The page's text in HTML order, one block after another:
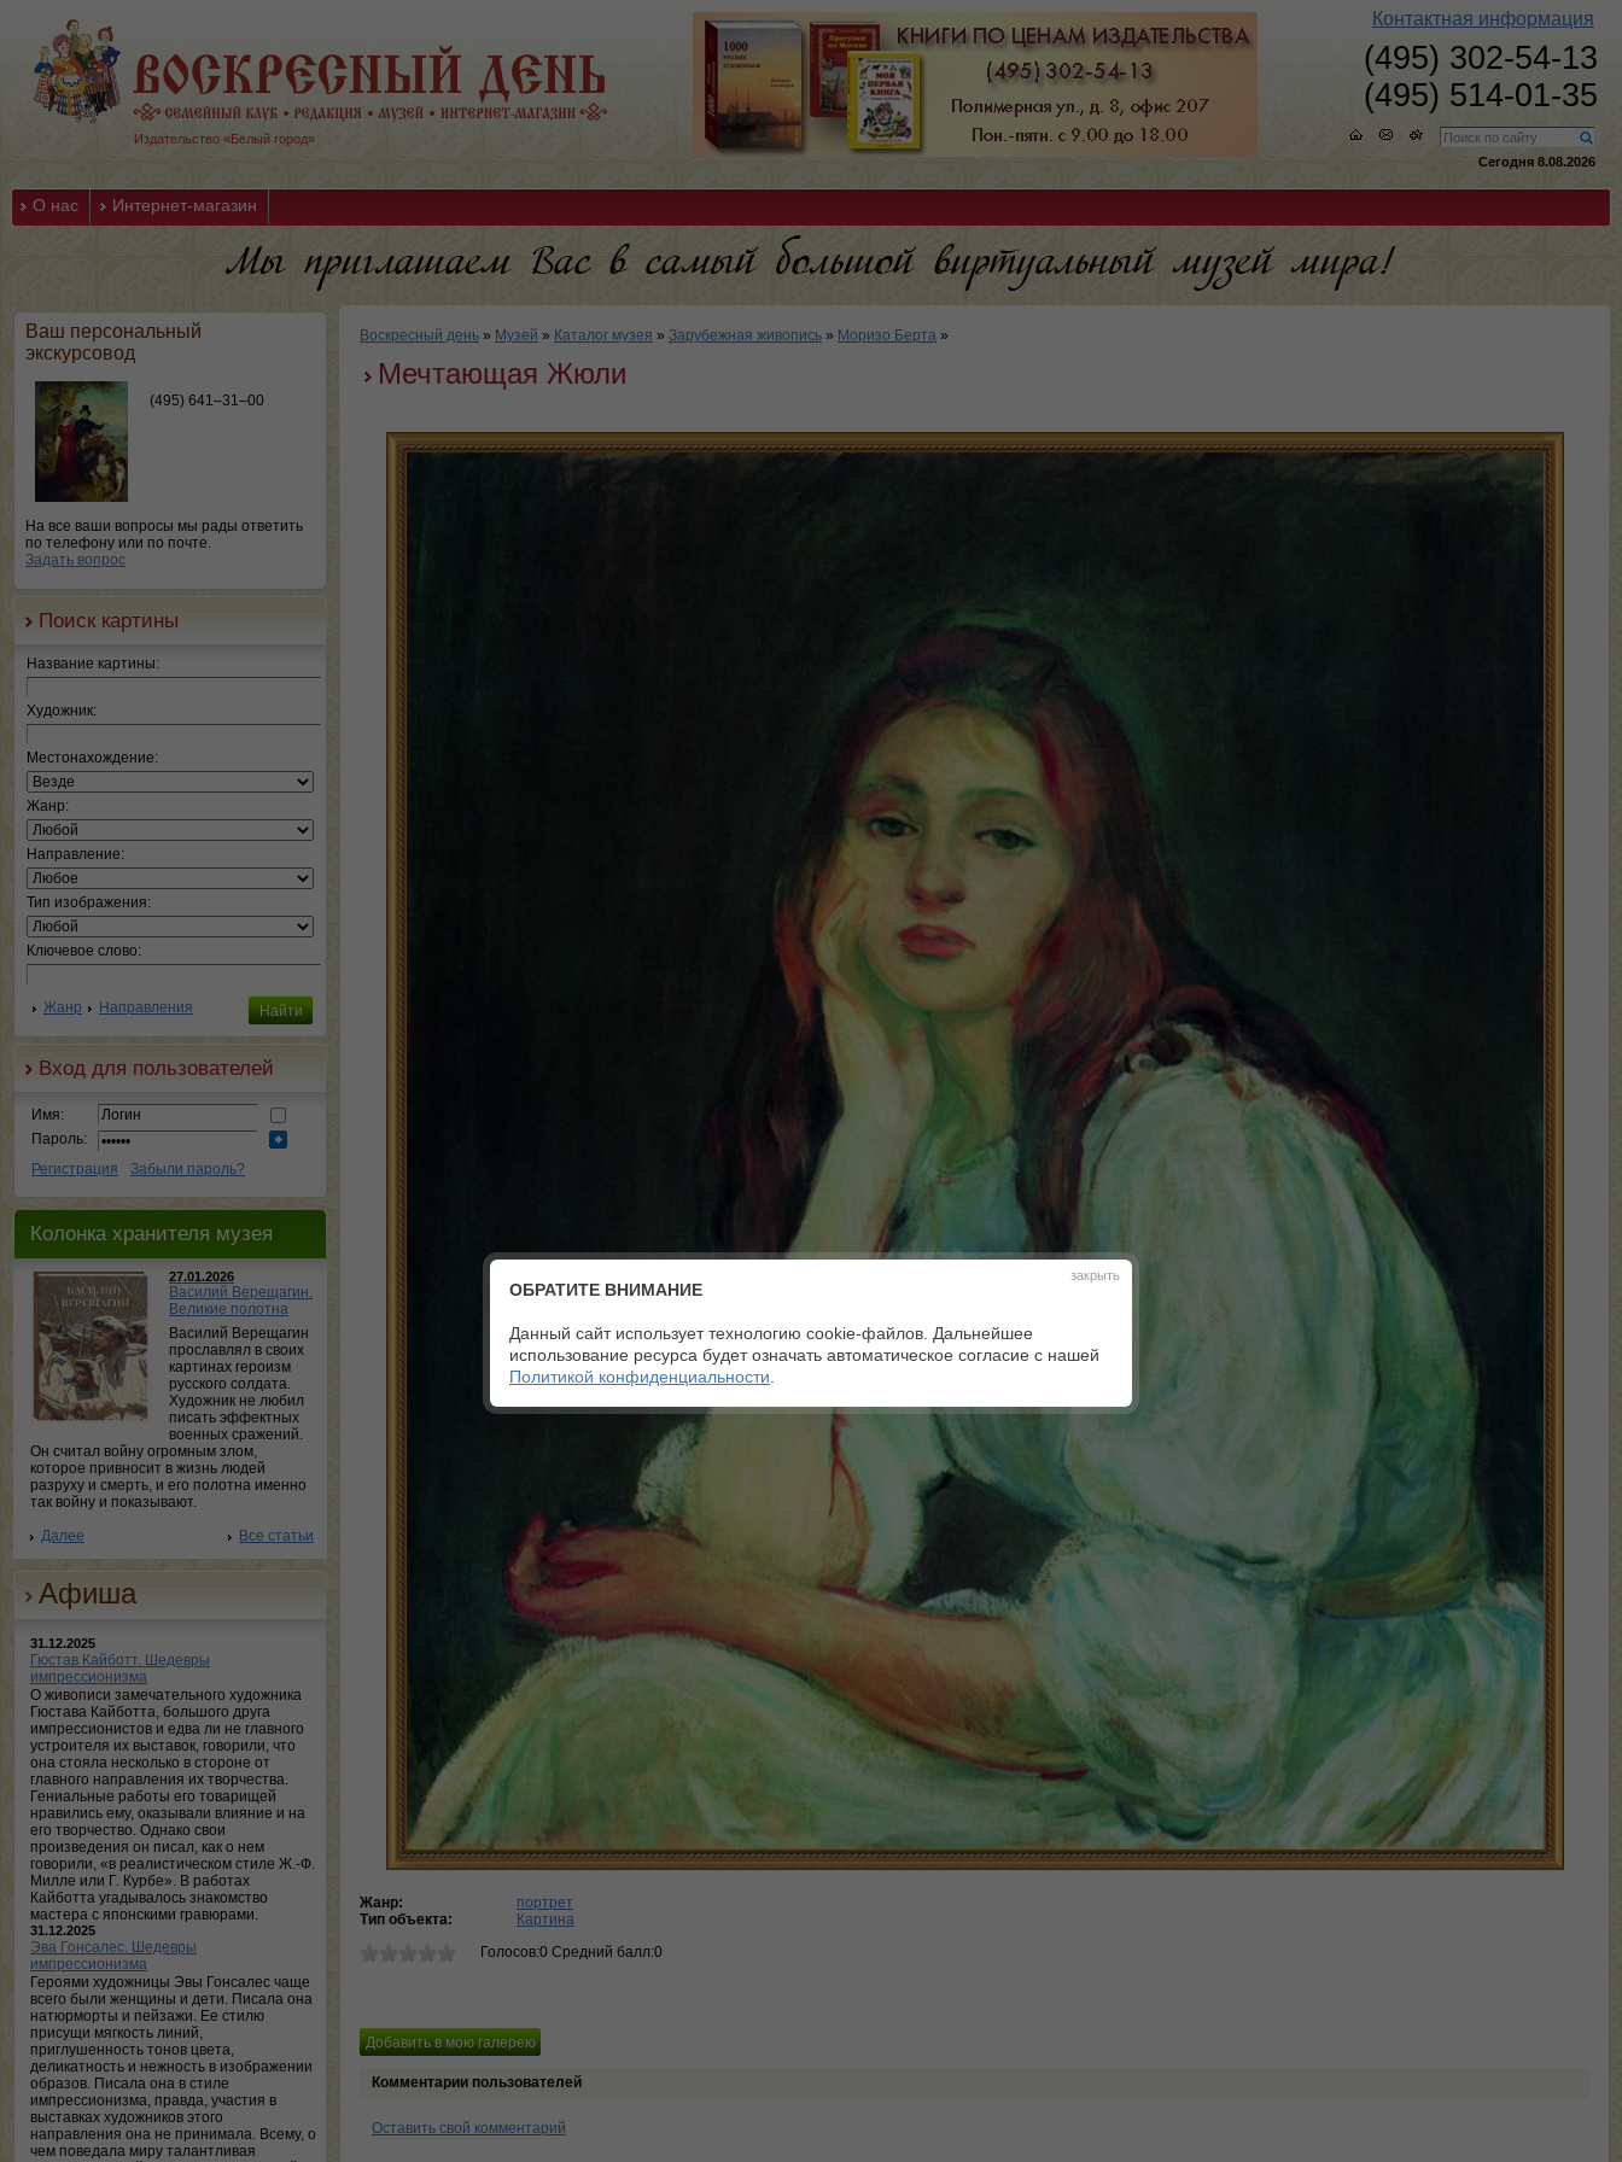
Издательство «Белый город»
Контактная информация
(495) 302-54-13
(495) 514-01-35
Сегодня 8.08.2026
О нас Интернет-магазин
Ваш персональный
экскурсовод
(495) 641–31–00
На все ваши вопросы мы рады ответить
по телефону или по почте.
Задать вопрос
Поиск картины
Название картины:
Художник:
Местонахождение:
Жанр:
Направление:
Тип изображения:
Ключевое слово:
Жанр Направления
Вход для пользователей
Имя:
Пароль:
Регистрация
Забыли пароль?
Колонка хранителя музея
27.01.2026
Василий Верещагин.
Великие полотна
Василий Верещагин
прославлял в своих
картинах героизм
русского солдата.
Художник не любил
писать эффектных
военных сражений.
Он считал войну огромным злом,
которое привносит в жизнь людей
разруху и смерть, и его полотна именно
так войну и показывают.
Далее
Все статьи
Афиша
31.12.2025
Гюстав Кайботт. Шедевры
импрессионизма
О живописи замечательного художника
Гюстава Кайботта, большого друга
импрессионистов и едва ли не главного
устроителя их выставок, говорили, что
она стояла несколько в стороне от
главного направления их творчества.
Гениальные работы его товарищей
нравились ему, оказывали влияние и на
его творчество. Однако свои
произведения он писал, как о нем
говорили, «в реалистическом стиле Ж.-Ф.
Милле или Г. Курбе». В работах
Кайботта угадывалось знакомство
мастера с японскими гравюрами.
31.12.2025
Эва Гонсалес. Шедевры
импрессионизма
Героями художницы Эвы Гонсалес чаще
всего были женщины и дети. Писала она
натюрморты и пейзажи. Ее стилю
присущи мягкость линий,
приглушенность тонов цвета,
деликатность и нежность в изображении
образов. Писала она в стиле
импрессионизма, правда, участия в
выставках художников этого
направления она не принимала. Всему, о
чем поведала миру талантливая
Воскресный день » Музей » Каталог музея » Зарубежная живопись » Моризо Берта »
Мечтающая Жюли
Жанр:
портрет
Тип объекта:
Картина
Голосов:0 Средний балл:0
Комментарии пользователей
Оставить свой комментарий
закрыть
ОБРАТИТЕ ВНИМАНИЕ
Данный сайт использует технологию cookie-файлов. Дальнейшее
использование ресурса будет означать автоматическое согласие с нашей
Политикой конфиденциальности